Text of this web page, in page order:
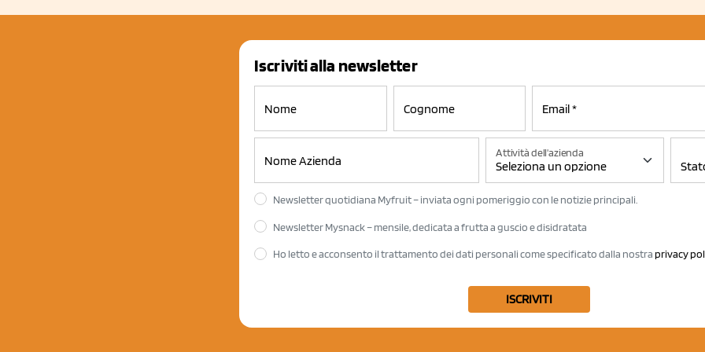
Iscriviti alla newsletter
Attività dell'azienda
Newsletter quotidiana Myfruit – inviata ogni pomeriggio con le notizie principali.
Newsletter Mysnack – mensile, dedicata a frutta a guscio e disidratata
Ho letto e acconsento il trattamento dei dati personali come specificato dalla nostra privacy
ISCRIVITI